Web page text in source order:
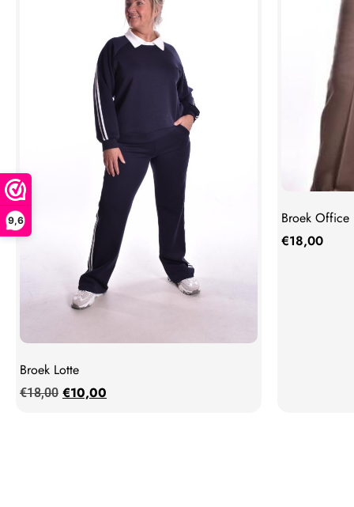
9,6
Broek Lotte
€18,00 €10,00
Broek Office
€18,00